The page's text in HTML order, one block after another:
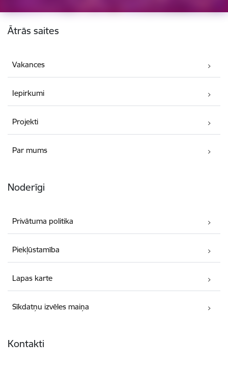
Kājene
Ātrās saites
Vakances
Iepirkumi
Projekti
Par mums
Noderīgi
Privātuma politika
Piekļūstamība
Lapas karte
Sīkdatņu izvēles maiņa
Kontakti